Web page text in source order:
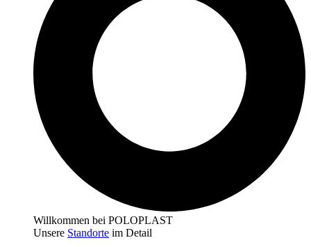
Willkommen bei POLOPLAST
Unsere Standorte im Detail